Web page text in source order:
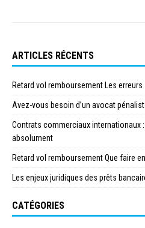
ARTICLES RÉCENTS
Retard vol remboursement Les
Avez-vous besoin d’un avocat
Contrats commerciaux internationaux
absolument
Retard vol remboursement Que faire
Les enjeux juridiques des prêts
CATÉGORIES